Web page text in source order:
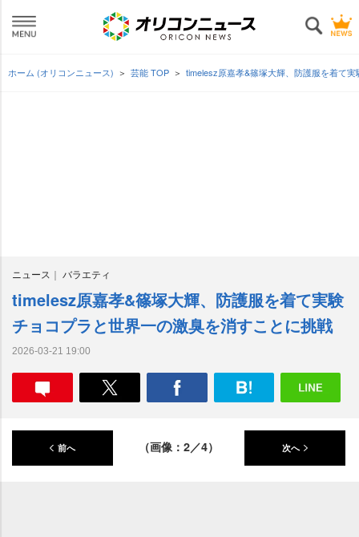
ホーム (オリコンニュース) 芸能 TOP timelesz原嘉孝&篠塚大輝、防護服を着て
ニュース バラエティ
timelesz原嘉孝&篠塚大輝、防護服を着て実験
チョコプラと世界一の激臭を消すことに挑戦
2026-03-21 19:00
前へ （画像：2／4） 次へ